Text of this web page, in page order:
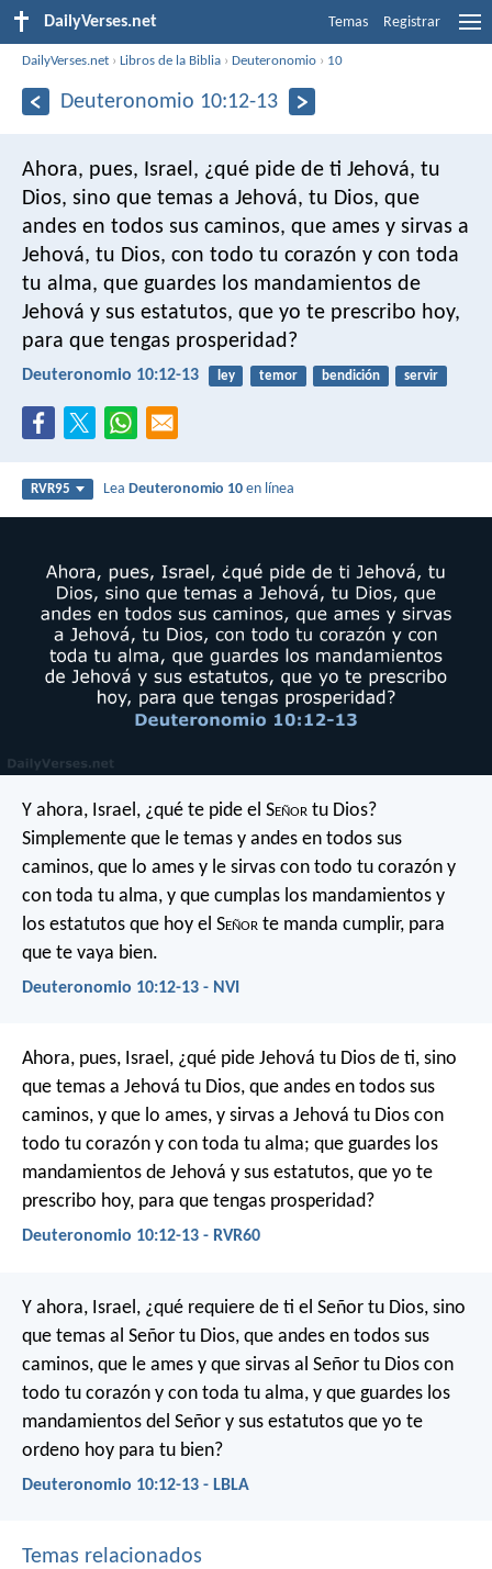
DailyVerses.net Temas Registrar
DailyVerses.net ›Libros de la Biblia ›Deuteronomio › 10
Deuteronomio 10:12-13
Ahora, pues, Israel, ¿qué pide de ti Jehová, tu
Dios, sino que temas a Jehová, tu Dios, que
andes en todos sus caminos, que ames y sirvas a
Jehová, tu Dios, con todo tu corazón y con toda
tu alma, que guardes los mandamientos de
Jehová y sus estatutos, que yo te prescribo hoy,
para que tengas prosperidad?
Deuteronomio 10:12-13 ley temor bendición servir
RVR95 LeaDeuteronomio 10 en línea
Y ahora, Israel, ¿qué te pide el Señor tu Dios?
Simplemente que le temas y andes en todos sus
caminos, que lo ames y le sirvas con todo tu corazón y
con toda tu alma, y que cumplas los mandamientos y
los estatutos que hoy el Señor te manda cumplir, para
que te vaya bien.
Deuteronomio 10:12-13 - NVI
Ahora, pues, Israel, ¿qué pide Jehová tu Dios de ti, sino
que temas a Jehová tu Dios, que andes en todos sus
caminos, y que lo ames, y sirvas a Jehová tu Dios con
todo tu corazón y con toda tu alma; que guardes los
mandamientos de Jehová y sus estatutos, que yo te
prescribo hoy, para que tengas prosperidad?
Deuteronomio 10:12-13 - RVR60
Y ahora, Israel, ¿qué requiere de ti el Señor tu Dios, sino
que temas al Señor tu Dios, que andes en todos sus
caminos, que le ames y que sirvas al Señor tu Dios con
todo tu corazón y con toda tu alma, y que guardes los
mandamientos del Señor y sus estatutos que yo te
ordeno hoy para tu bien?
Deuteronomio 10:12-13 - LBLA
Temas relacionados